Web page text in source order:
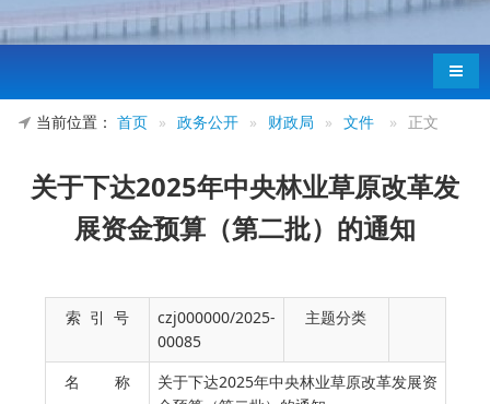
导航
当前位置： 首页 » 政务公开 » 财政局 » 文件 » 正文
关于下达2025年中央林业草原改革发
展资金预算（第二批）的通知
索 引 号
czj000000/2025-
00085
主题分类
名 称
关于下达2025年中央林业草原改革发展资